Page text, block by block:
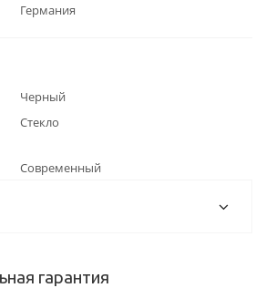
Германия
Черный
Стекло
Современный
гарантия